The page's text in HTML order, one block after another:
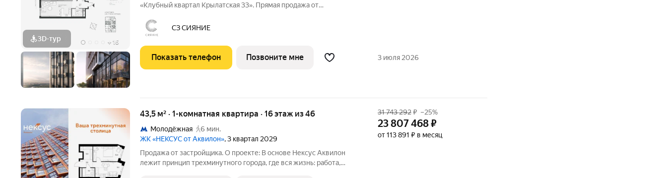
3D-тур + 16
«Клубный квартал Крылатская 33». Прямая продажа от
Москвы от специализированного застройщика «Сияние».
Комплекс расположен
СЗ СИЯНИЕ
Показать телефон Позвоните мне 3 июля 2026
43,5 м² · 1-комнатная квартира · 16 этаж из 46
Молодёжная
6 мин.
ЖК «НЕКСУС от Аквилон», 3 квартал 2029
Продажа от застройщика. О проекте: В основе Нексус Аквилон
лежит принцип трехминутного города, где вся жизнь: работа,
31 743 292₽ –25%
23 807 468₽
от 113 891 ₽ в месяц